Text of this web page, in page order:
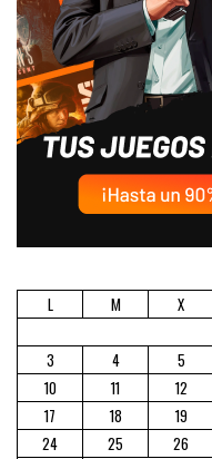
L
M X
3
4 5
10
11 12
17
18 19
24
25 26